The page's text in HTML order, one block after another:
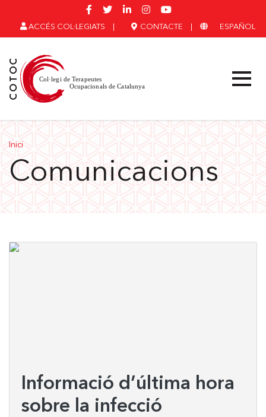
ACCÉS COL·LEGIATS CONTACTE ESPAÑOL
Inici
Comunicacions
Informació d’última hora
sobre la infecció